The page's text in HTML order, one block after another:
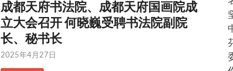
成都天府书法院、成都天府国画院成
立大会召开 何晓巍受聘书法院副院
长、秘书长
2025年4月27日